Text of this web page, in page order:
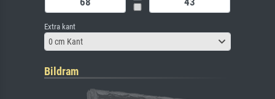
Extra kant
0 cm Kant
Bildram